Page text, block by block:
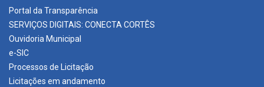
Portal da Transparência
SERVIÇOS DIGITAIS: CONECTA CORTÊS
Ouvidoria Municipal
e-SIC
Processos de Licitação
Licitações em andamento